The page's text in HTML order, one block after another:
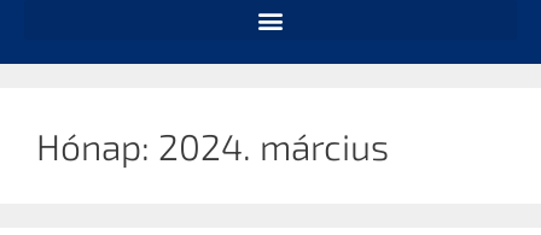
Hónap: 2024. március